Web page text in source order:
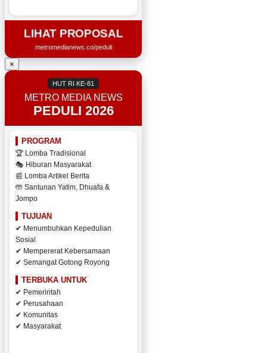
LIHAT PROPOSAL
metromedianews.co/peduli
×
HUT RI KE-81
METRO MEDIA NEWS
PEDULI 2026
PROGRAM
🏆 Lomba Tradisional
🎭 Hiburan Masyarakat
📰 Lomba Artikel Berita
🤲 Santunan Yatim, Dhuafa &
Jompo
TUJUAN
✔ Menumbuhkan Kepedulian
Sosial
✔ Mempererat Kebersamaan
✔ Semangat Gotong Royong
TERBUKA UNTUK
✔ Pemerintah
✔ Perusahaan
✔ Komunitas
✔ Masyarakat